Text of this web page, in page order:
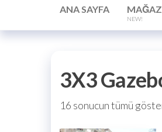
ANA SAYFA
NEW!
3X3
16 sonucun tümü